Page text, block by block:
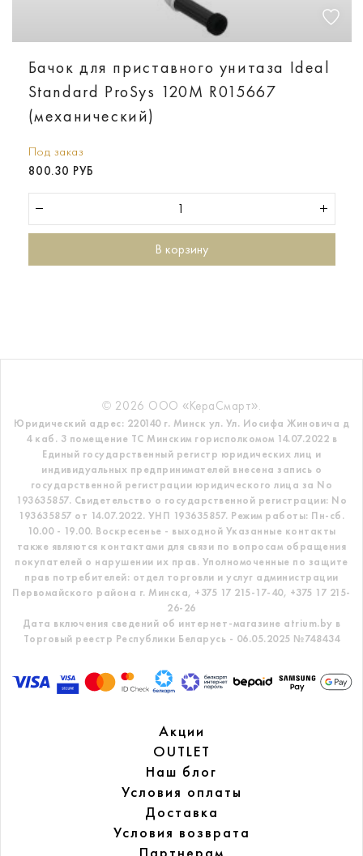
Бачок для приставного унитаза Ideal
Standard ProSys 120M R015667
(механический)
Под заказ
800.30 РУБ
В корзину
© 2026 ООО «КераСмарт».
Юридический адрес: 220140 г. Минск ул. Ул. Иосифа Жиновича д
4 каб. 3 помещение ТС Минским горисполкомом 14.07.2022 в
Единый государственный регистр юридических лиц и
индивидуальных предпринимателей внесена запись о
государственной регистрации юридического лица за No
193635857. Свидетельство о государственной регистрации: No
193635857 от 14.07.2022. УНП 193635857. Режим работы: Пн-сб.
10.00 - 19.00. Воскресенье - выходной Указанные контакты
также являются контактами для связи по вопросам обращения
покупателей о нарушении их прав. Уполномоченные по защите
прав потребителей: отдел торговли и услуг администрации
Первомайского района г. Минска, +375 17 215-17-40, +375 17 215-
26-26
Дата включения сведений об интернет-магазине atrium.by в
Торговый реестр Республики Беларусь - 06.05.2025 №748434
Акции
OUTLET
Наш блог
Условия оплаты
Доставка
Условия возврата